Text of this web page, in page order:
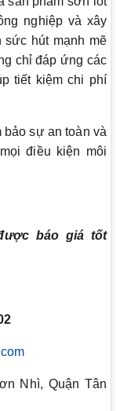
nghiệp và xây
sức hút mạnh mẽ
chỉ đáp ứng các
tiết kiệm chi phí
bảo sự an toàn và
điều kiện môi
báo giá tốt
Nhì, Quận Tân